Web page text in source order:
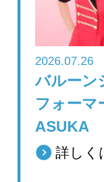
2026.07.26
バルー
フォーマ
ASUKA
詳しく